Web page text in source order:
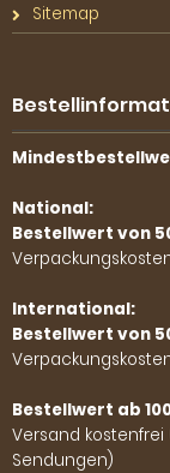
Sitemap
National:
Bestellwert von
International:
Bestellwert von
Bestellwert ab
Versand
Sendungen)